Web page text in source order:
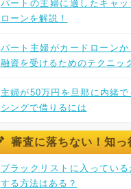
パートの主婦に適したキャッ
ローンを解説！
パート主婦がカードローンか
融資を受けるためのテクニッ
主婦が50万円を旦那に内緒で
シングで借りるには
審査に落ちない！知っ
ブラックリストに入っている
する方法はある？